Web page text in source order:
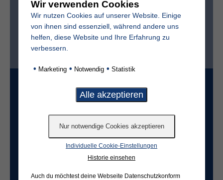
Freifeld für evtl. Anmerkungen
Wir verwenden Cookies
Wir nutzen Cookies auf unserer Website. Einige
von ihnen sind essenziell, während andere uns
helfen, diese Website und Ihre Erfahrung zu
verbessern.
• Marketing • Notwendig • Statistik
Individuelle Cookie-Einstellungen
Historie einsehen
Auch du möchtest deine Webseite Datenschutzkonform